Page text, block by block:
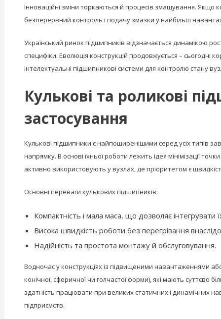
Інноваційні зміни торкаються й процесів змащування.
безперервний контроль і подачу змазки у найбільш
Український ринок підшипників відзначається динамікою
специфіки. Еволюція конструкцій продовжується –
інтелектуальні підшипникові системи для контролю стану
Кулькові та роликові
застосування
Кулькові підшипники є найпоширенішими серед усіх типів
напрямку. В основі їхньої роботи лежить ідея мінімізації
активно використовують у вузлах, де пріоритетом є
Основні переваги кулькових підшипників:
Компактність і мала маса, що дозволяє інтегрувати
Висока швидкість роботи без перегрівання
Надійність та простота монтажу й обслуговування.
Водночас у конструкціях із підвищеними навантаженнями
конічної, сферичної чи голчастої форми), які мають суттєво
здатність працювати при великих статичних і динамічних
підприємств.